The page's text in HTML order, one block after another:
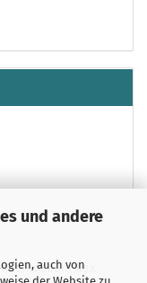
und andere
auch von
der Website zu
Ilex